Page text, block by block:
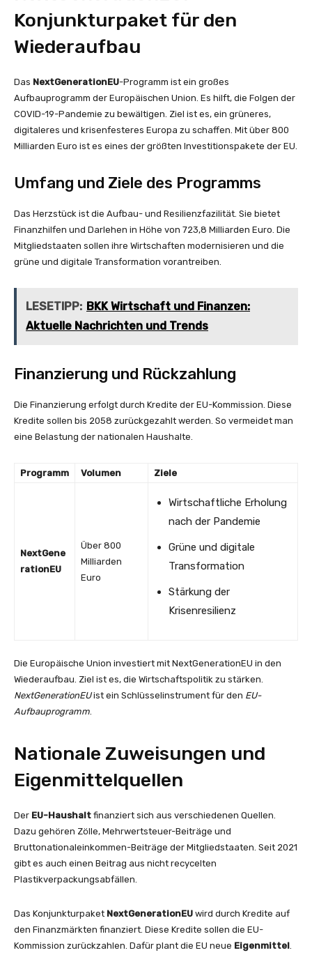
Konjunkturpaket für den
Wiederaufbau
Das NextGenerationEU-Programm ist ein großes
Aufbauprogramm der Europäischen Union. Es hilft, die Folgen der
COVID-19-Pandemie zu bewältigen. Ziel ist es, ein grüneres,
digitaleres und krisenfesteres Europa zu schaffen. Mit über 800
Milliarden Euro ist es eines der größten Investitionspakete der EU.
Umfang und Ziele des Programms
Das Herzstück ist die Aufbau- und Resilienzfazilität. Sie bietet
Finanzhilfen und Darlehen in Höhe von 723,8 Milliarden Euro. Die
Mitgliedstaaten sollen ihre Wirtschaften modernisieren und die
grüne und digitale Transformation vorantreiben.
LESETIPP: BKK Wirtschaft und Finanzen:
Aktuelle Nachrichten und Trends
Finanzierung und Rückzahlung
Die Finanzierung erfolgt durch Kredite der EU-Kommission. Diese
Kredite sollen bis 2058 zurückgezahlt werden. So vermeidet man
eine Belastung der nationalen Haushalte.
Programm Volumen Ziele
NextGene
rationEU
Über 800
Milliarden
Euro
Wirtschaftliche Erholung
nach der Pandemie
Grüne und digitale
Transformation
Stärkung der
Krisenresilienz
Die Europäische Union investiert mit NextGenerationEU in den
Wiederaufbau. Ziel ist es, die Wirtschaftspolitik zu stärken.
NextGenerationEUist ein Schlüsselinstrument für den EU-
Aufbauprogramm.
Nationale Zuweisungen und
Eigenmittelquellen
Der EU-Haushalt finanziert sich aus verschiedenen Quellen.
Dazu gehören Zölle, Mehrwertsteuer-Beiträge und
Bruttonationaleinkommen-Beiträge der Mitgliedstaaten. Seit 2021
gibt es auch einen Beitrag aus nicht recycelten
Plastikverpackungsabfällen.
Das Konjunkturpaket NextGenerationEU wird durch Kredite auf
den Finanzmärkten finanziert. Diese Kredite sollen die EU-
Kommission zurückzahlen. Dafür plant die EU neue Eigenmittel.